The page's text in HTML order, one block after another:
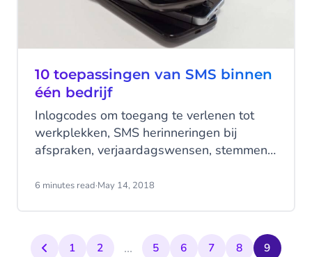
10 toepassingen van SMS binnen
één bedrijf
Inlogcodes om toegang te verlenen tot
werkplekken, SMS herinneringen bij
afspraken, verjaardagswensen, stemmen
toepassingen van SMS binnen een bedrijf
6 minutes read·May 14, 2018
1 2 ... 5 6 7 8
9